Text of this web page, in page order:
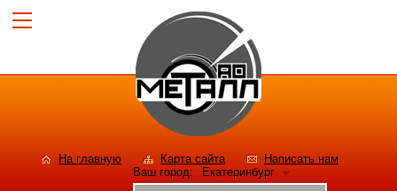
На главную Карта сайта
Написать нам
Ваш город:
Екатеринбург